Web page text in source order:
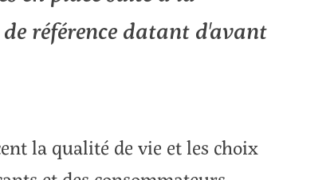
référence datant d'avant
la qualité de vie et les choix